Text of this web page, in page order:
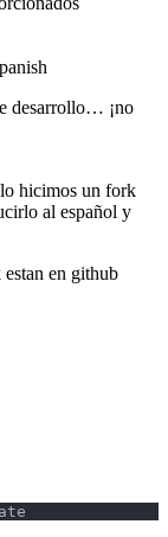
desarrollo… ¡no
hicimos un fork
al español y
en github